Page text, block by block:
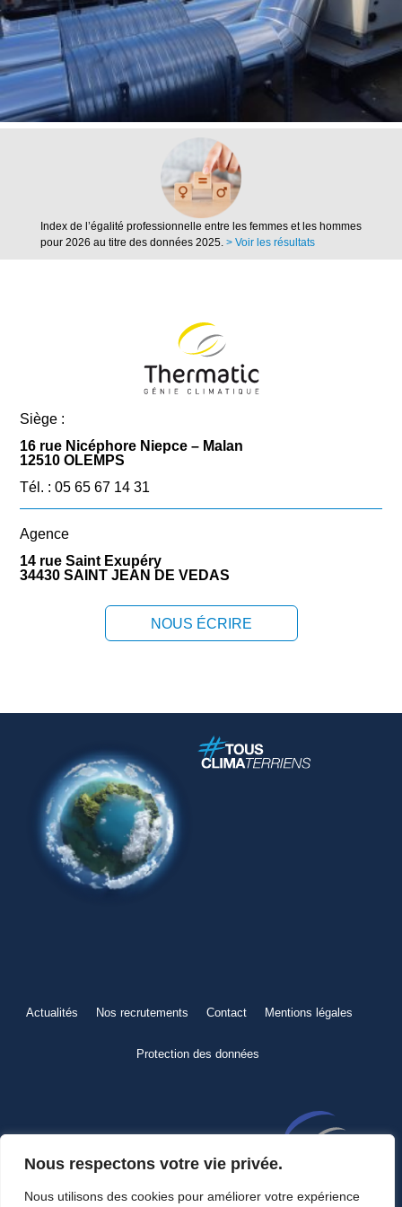
Nous respectons votre vie privée.
Nous utilisons des cookies pour améliorer votre expérience
Index de l’égalité professionnelle entre les femmes et les hommes
pour 2026 au titre des données 2025. > Voir les résultats
Siège :
16 rue Nicéphore Niepce – Malan
12510 OLEMPS
Tél. : 05 65 67 14 31
Agence
14 rue Saint Exupéry
34430 SAINT JEAN DE VEDAS
NOUS ÉCRIRE
Actualités Nos recrutements Contact Mentions légales
Protection des données